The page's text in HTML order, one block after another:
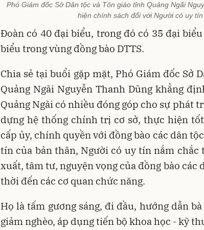
Phó Giám đốc Sở Dân tộc và Tôn giáo tỉnh Quảng Ngãi
hiện chính sách đối với Người có uy
Đoàn có 40 đại biểu, trong đó có 35 đại
biểu trong vùng đồng bào DTTS.
Chia sẻ tại buổi gặp mặt, Phó Giám đốc Sở
Quảng Ngãi Nguyễn Thanh Dũng khẳng
Quảng Ngãi có nhiều đóng góp cho sự phát
dựng hệ thống chính trị cơ sở, thực hiện
cấp ủy, chính quyền với đồng bào các dân
tín của bản thân, Người có uy tín nắm chắc
xuất, tâm tư, nguyện vọng của đồng bào các
thời đến các cơ quan chức năng.
Họ là tấm gương sáng, đi đầu, hướng dẫn
giảm nghèo, áp dụng tiến bộ khoa học - kỹ